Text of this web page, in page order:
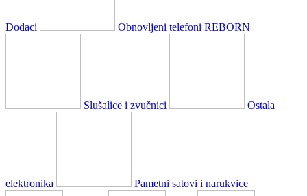
Dodaci Obnovljeni telefoni REBORN
Slušalice i zvučnici Ostala
elektronika Pametni satovi i narukvice